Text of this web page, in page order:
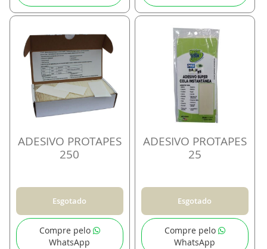
ADESIVO PROTAPES
250
Esgotado
Compre pelo
WhatsApp
ADESIVO PROTAPES
25
Esgotado
Compre pelo
WhatsApp